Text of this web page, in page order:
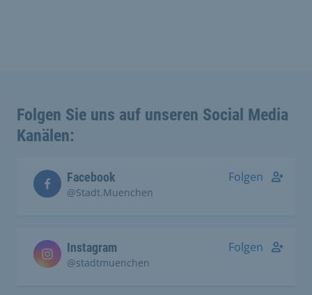
Folgen Sie uns auf unseren Social Media
Kanälen:
Facebook
@Stadt.Muenchen
Folgen
Instagram
@stadtmuenchen
Folgen